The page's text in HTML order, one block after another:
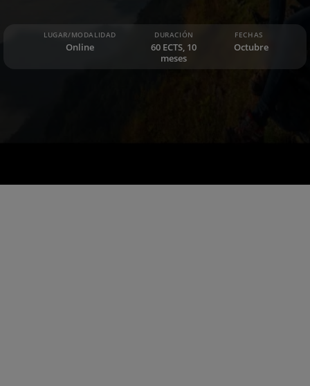
LUGAR/MODALIDAD
Online
DURACIÓN
60 ECTS, 10
meses
FECHAS
Octubre